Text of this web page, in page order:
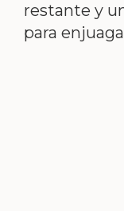
restante y
para